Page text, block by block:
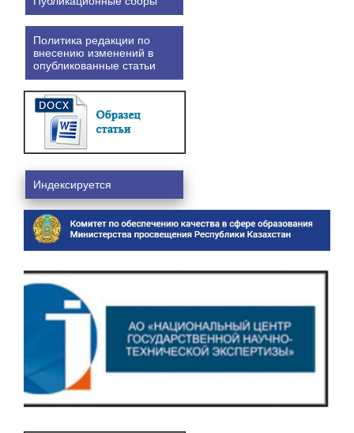
Политика редакции по
внесению изменений в
опубликованные статьи
Индексируется